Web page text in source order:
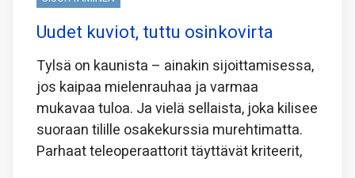
Uudet kuviot, tuttu osinkovirta
Tylsä on kaunista – ainakin sijoittamisessa,
jos kaipaa mielenrauhaa ja varmaa
mukavaa tuloa. Ja vielä sellaista, joka kilisee
suoraan tilille osakekurssia murehtimatta.
Parhaat teleoperaattorit täyttävät kriteerit,